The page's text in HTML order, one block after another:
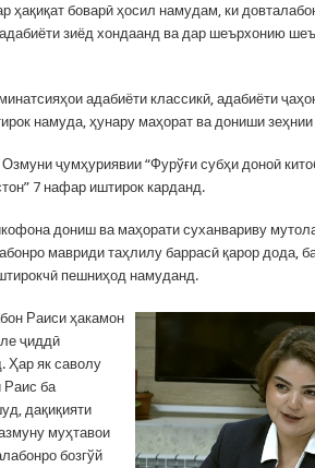
ҳақиқат боварӣ ҳосил намудам, ки
зиёд хондаанд ва дар шеърхонию
адабиёти классикӣ, адабиёти
намуда, ҳунару маҳорат ва дониши
ҷумҳуриявии “Фурўғи субҳи доноӣ
7 нафар иштирок карданд.
дониш ва маҳорати суханвариву
мавриди таҳлилу баррасӣ қарор дода,
пешниҳод намуданд.
Раиси ҳакамон
ҷиддӣ
Ҳар як саволу
Раис ба
дақиқияти
муҳтавои
бозгўй